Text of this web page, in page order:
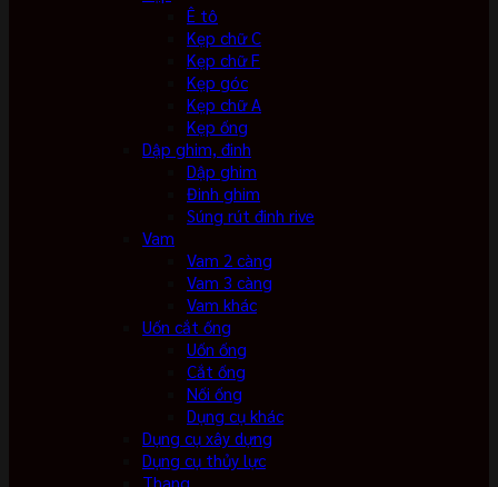
Ê tô
Kẹp chữ C
Kẹp chữ F
Kẹp góc
Kẹp chữ A
Kẹp ống
Dập ghim, đinh
Dập ghim
Đinh ghim
Súng rút đinh rive
Vam
Vam 2 càng
Vam 3 càng
Vam khác
Uốn cắt ống
Uốn ống
Cắt ống
Nối ống
Dụng cụ khác
Dụng cụ xây dựng
Dụng cụ thủy lực